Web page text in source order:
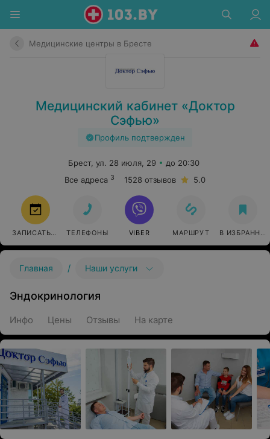
Медицинские центры в Бресте
Медицинский кабинет «Доктор
Сэфью»
Профиль подтвержден
Брест, ул. 28 июля, 29
до 20:30
Все адреса 3 1528 отзывов 5.0
ЗАПИСАТЬСЯ ТЕЛЕФОНЫ VIBER МАРШРУТ В ИЗБРАННОЕ
Главная / Наши услуги
Эндокринология
Инфо Цены Отзывы На карте